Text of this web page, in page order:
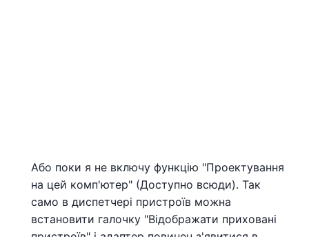
Або поки я не включу функцію "Проектування
на цей комп'ютер" (Доступно всюди). Так
само в диспетчері пристроїв можна
встановити галочку "Відображати приховані